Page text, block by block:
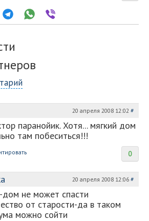
20 апреля 2008 12:02 #
паранойик. Хотя... мягкий дом
там побеситься!!!
0
20 апреля 2008 12:06 #
дом не может спасти
от старости-да в таком
можно сойти